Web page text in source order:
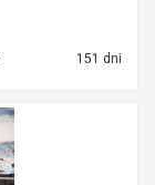
151 dni